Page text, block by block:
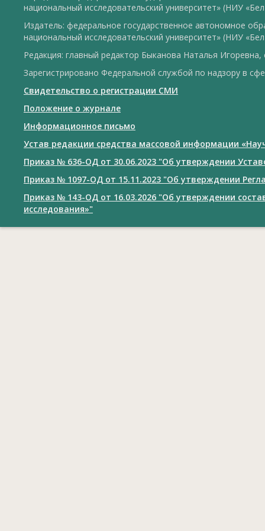
национальный исследовательский университет» (НИУ
Издатель: федеральное государственное автономное
национальный исследовательский университет» (НИУ
Редакция: главный редактор Быканова Наталья
Зарегистрировано Федеральной службой по надзору в
Свидетельство о регистрации СМИ
Положение о журнале
Информационное письмо
Устав редакции средства массовой информации
Приказ № 636-ОД от 30.06.2023 "Об утверждении
Приказ № 1097-ОД от 15.11.2023 "Об утверждении
Приказ № 143-ОД от 16.03.2026 "Об утверждении
исследования»"